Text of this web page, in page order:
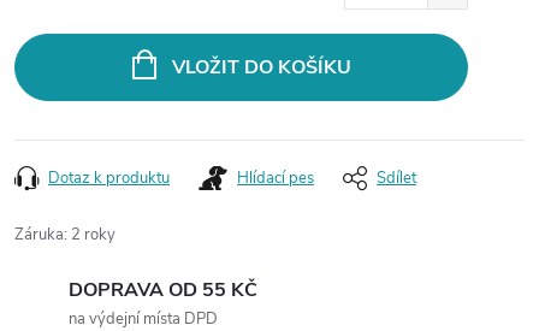
VLOŽIT DO KOŠÍKU
Dotaz k produktu Hlídací pes Sdílet
Záruka: 2 roky
DOPRAVA OD 55 KČ
na výdejní místa DPD